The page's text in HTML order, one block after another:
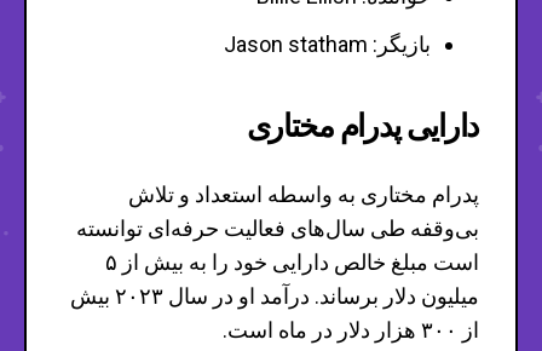
بازیگر: Jason statham
دارایی پدرام مختاری
پدرام مختاری به واسطه استعداد و تلاش
بی‌وقفه طی سال‌های فعالیت حرفه‌ای توانسته
است مبلغ خالص دارایی خود را به بیش از ۵
میلیون دلار برساند. درآمد او در سال ۲۰۲۳ بیش
از ۳۰۰ هزار دلار در ماه است.